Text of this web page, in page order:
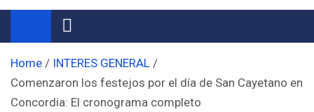
Noticias de Entre Ríos
Información de toda la provincia ahora
Home
INTERES GENERAL
Comenzaron los festejos por el día de San Cayetano en
Concordia: El cronograma completo